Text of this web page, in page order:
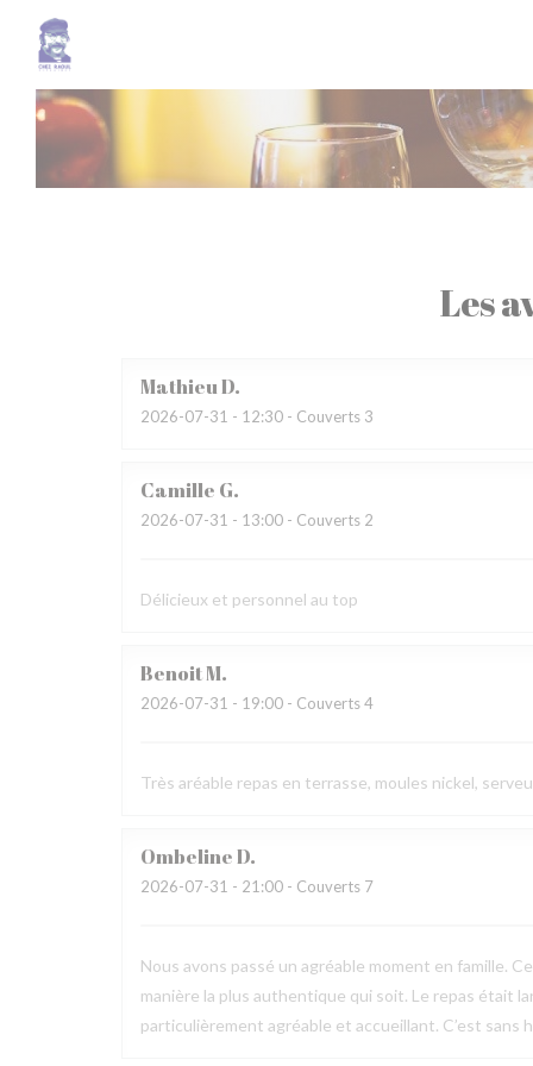
Personnalisation de vos choix en matière de cookies
Les
MathieuD
2026-07-31 - 12:30 - Couverts 3
Camille G
2026-07-31 - 13:00 - Couverts 2
Délicieux et personnel au top
BenoitM
2026-07-31 - 19:00 - Couverts 4
Très aréable repas en terrasse, moules nickel,
OmbelineD
2026-07-31 - 21:00 - Couverts 7
Nous avons passé un agréable moment en famille.
manière la plus authentique qui soit. Le repas était
particulièrement agréable et accueillant. C’est sans